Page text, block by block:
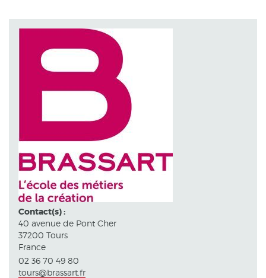
Contact(s) :
40 avenue de Pont Cher
37200 Tours
France
02 36 70 49 80
tours@brassart.fr